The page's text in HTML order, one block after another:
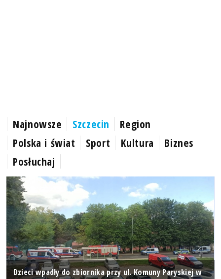
Najnowsze Szczecin
Region
Polska i świat
Sport Kultura
Biznes
Posłuchaj
Dzieci wpadły do zbiornika przy ul. Komuny Paryskiej w